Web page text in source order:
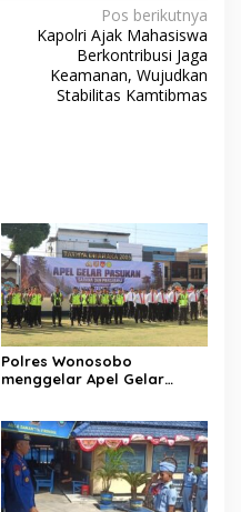
Pos berikutnya
Kapolri Ajak Mahasiswa
Berkontribusi Jaga
Keamanan, Wujudkan
Stabilitas Kamtibmas
Polres Wonosobo
menggelar Apel Gelar
Lahan (Karhutla)